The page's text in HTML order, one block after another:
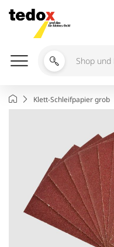
Inhalt
springen
Shop
Ratgeber
durchsuchen
StartseiteKlett-Schleifpapier grob